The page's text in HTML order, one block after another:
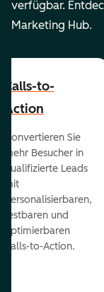
verfügbar.
Marketing Hub.
Calls-to-
Action
Konvertieren Sie
mehr Besucher in
qualifizierte Leads
mit
personalisierbaren,
testbaren und
optimierbaren
Calls-to-Action.